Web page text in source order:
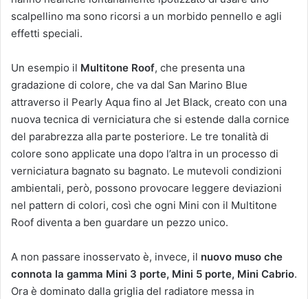
scalpellino ma sono ricorsi a un morbido pennello e agli
effetti speciali.
Un esempio il Multitone Roof, che presenta una
gradazione di colore, che va dal San Marino Blue
attraverso il Pearly Aqua fino al Jet Black, creato con una
nuova tecnica di verniciatura che si estende dalla cornice
del parabrezza alla parte posteriore. Le tre tonalità di
colore sono applicate una dopo l’altra in un processo di
verniciatura bagnato su bagnato. Le mutevoli condizioni
ambientali, però, possono provocare leggere deviazioni
nel pattern di colori, così che ogni Mini con il Multitone
Roof diventa a ben guardare un pezzo unico.
A non passare inosservato è, invece, il nuovo muso che
connota la gamma Mini 3 porte, Mini 5 porte, Mini Cabrio.
Ora è dominato dalla griglia del radiatore messa in